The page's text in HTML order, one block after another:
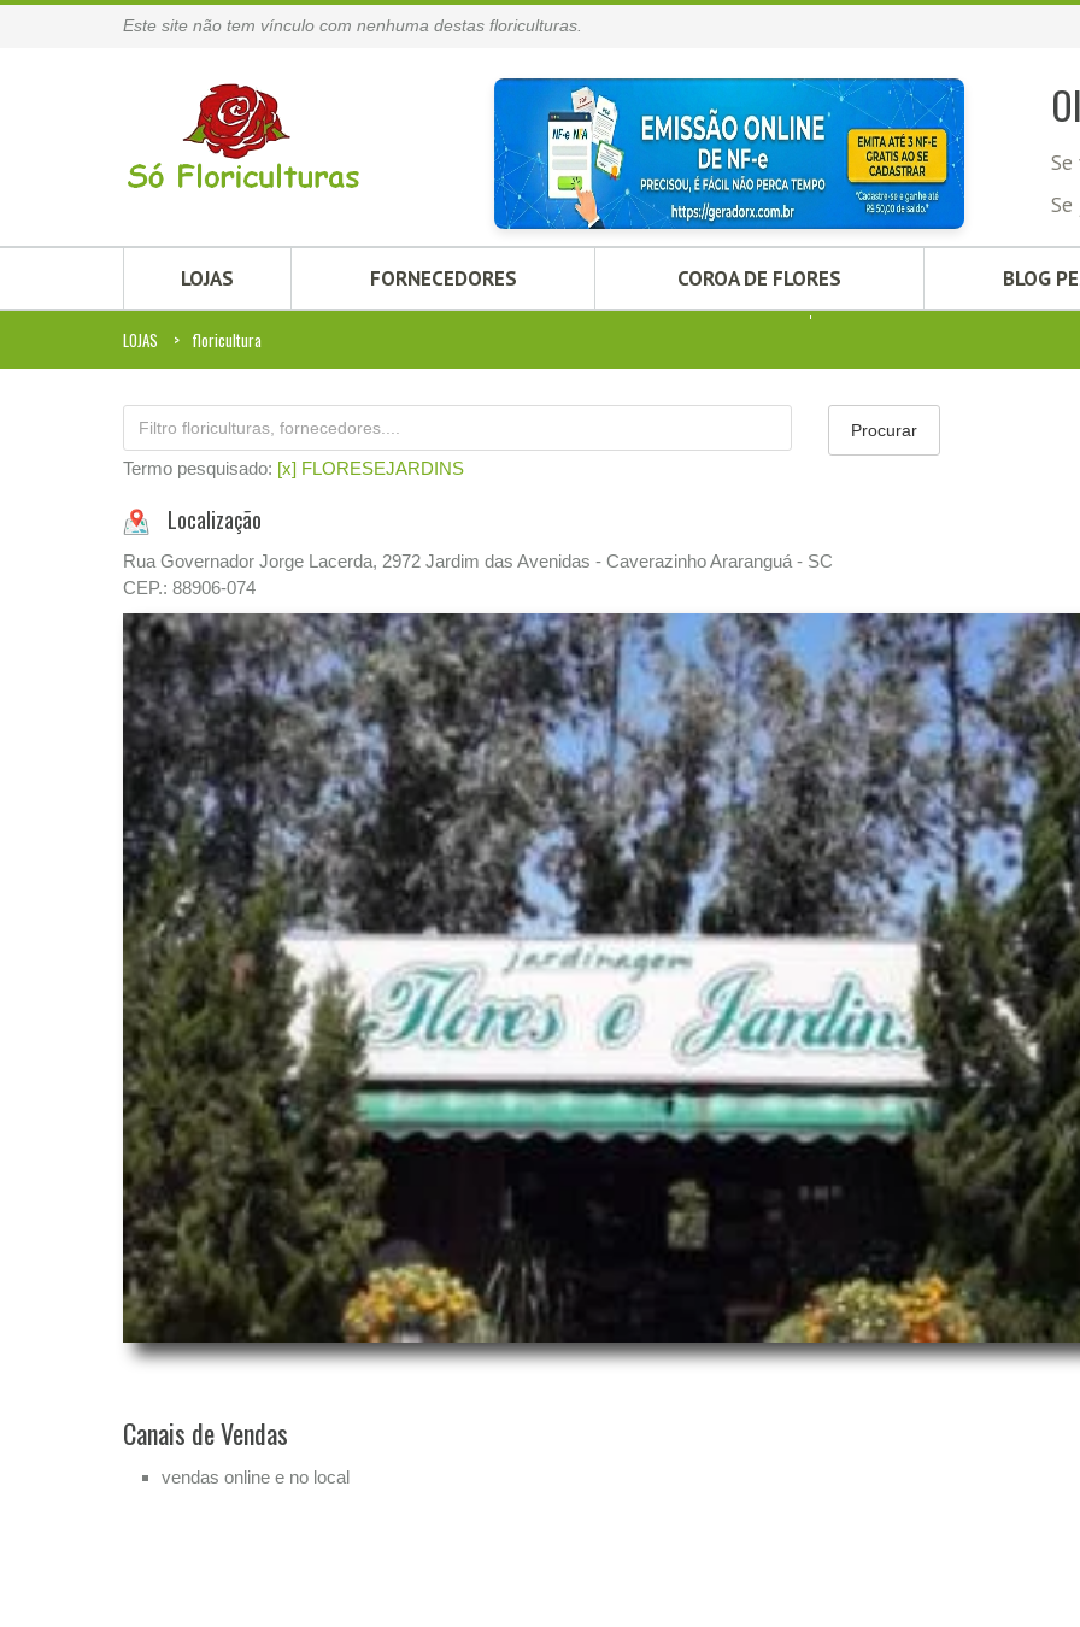
Este site não tem vínculo com nenhuma destas floriculturas.
Se
Se
LOJAS FORNECEDORES COROA DE FLORES BLOG
LOJAS floricultura
Termo pesquisado: [x] FLORESEJARDINS
Localização
Rua Governador Jorge Lacerda, 2972 Jardim das Avenidas - Caverazinho Araranguá - SC
CEP.: 88906-074
Canais de Vendas
vendas online e no local